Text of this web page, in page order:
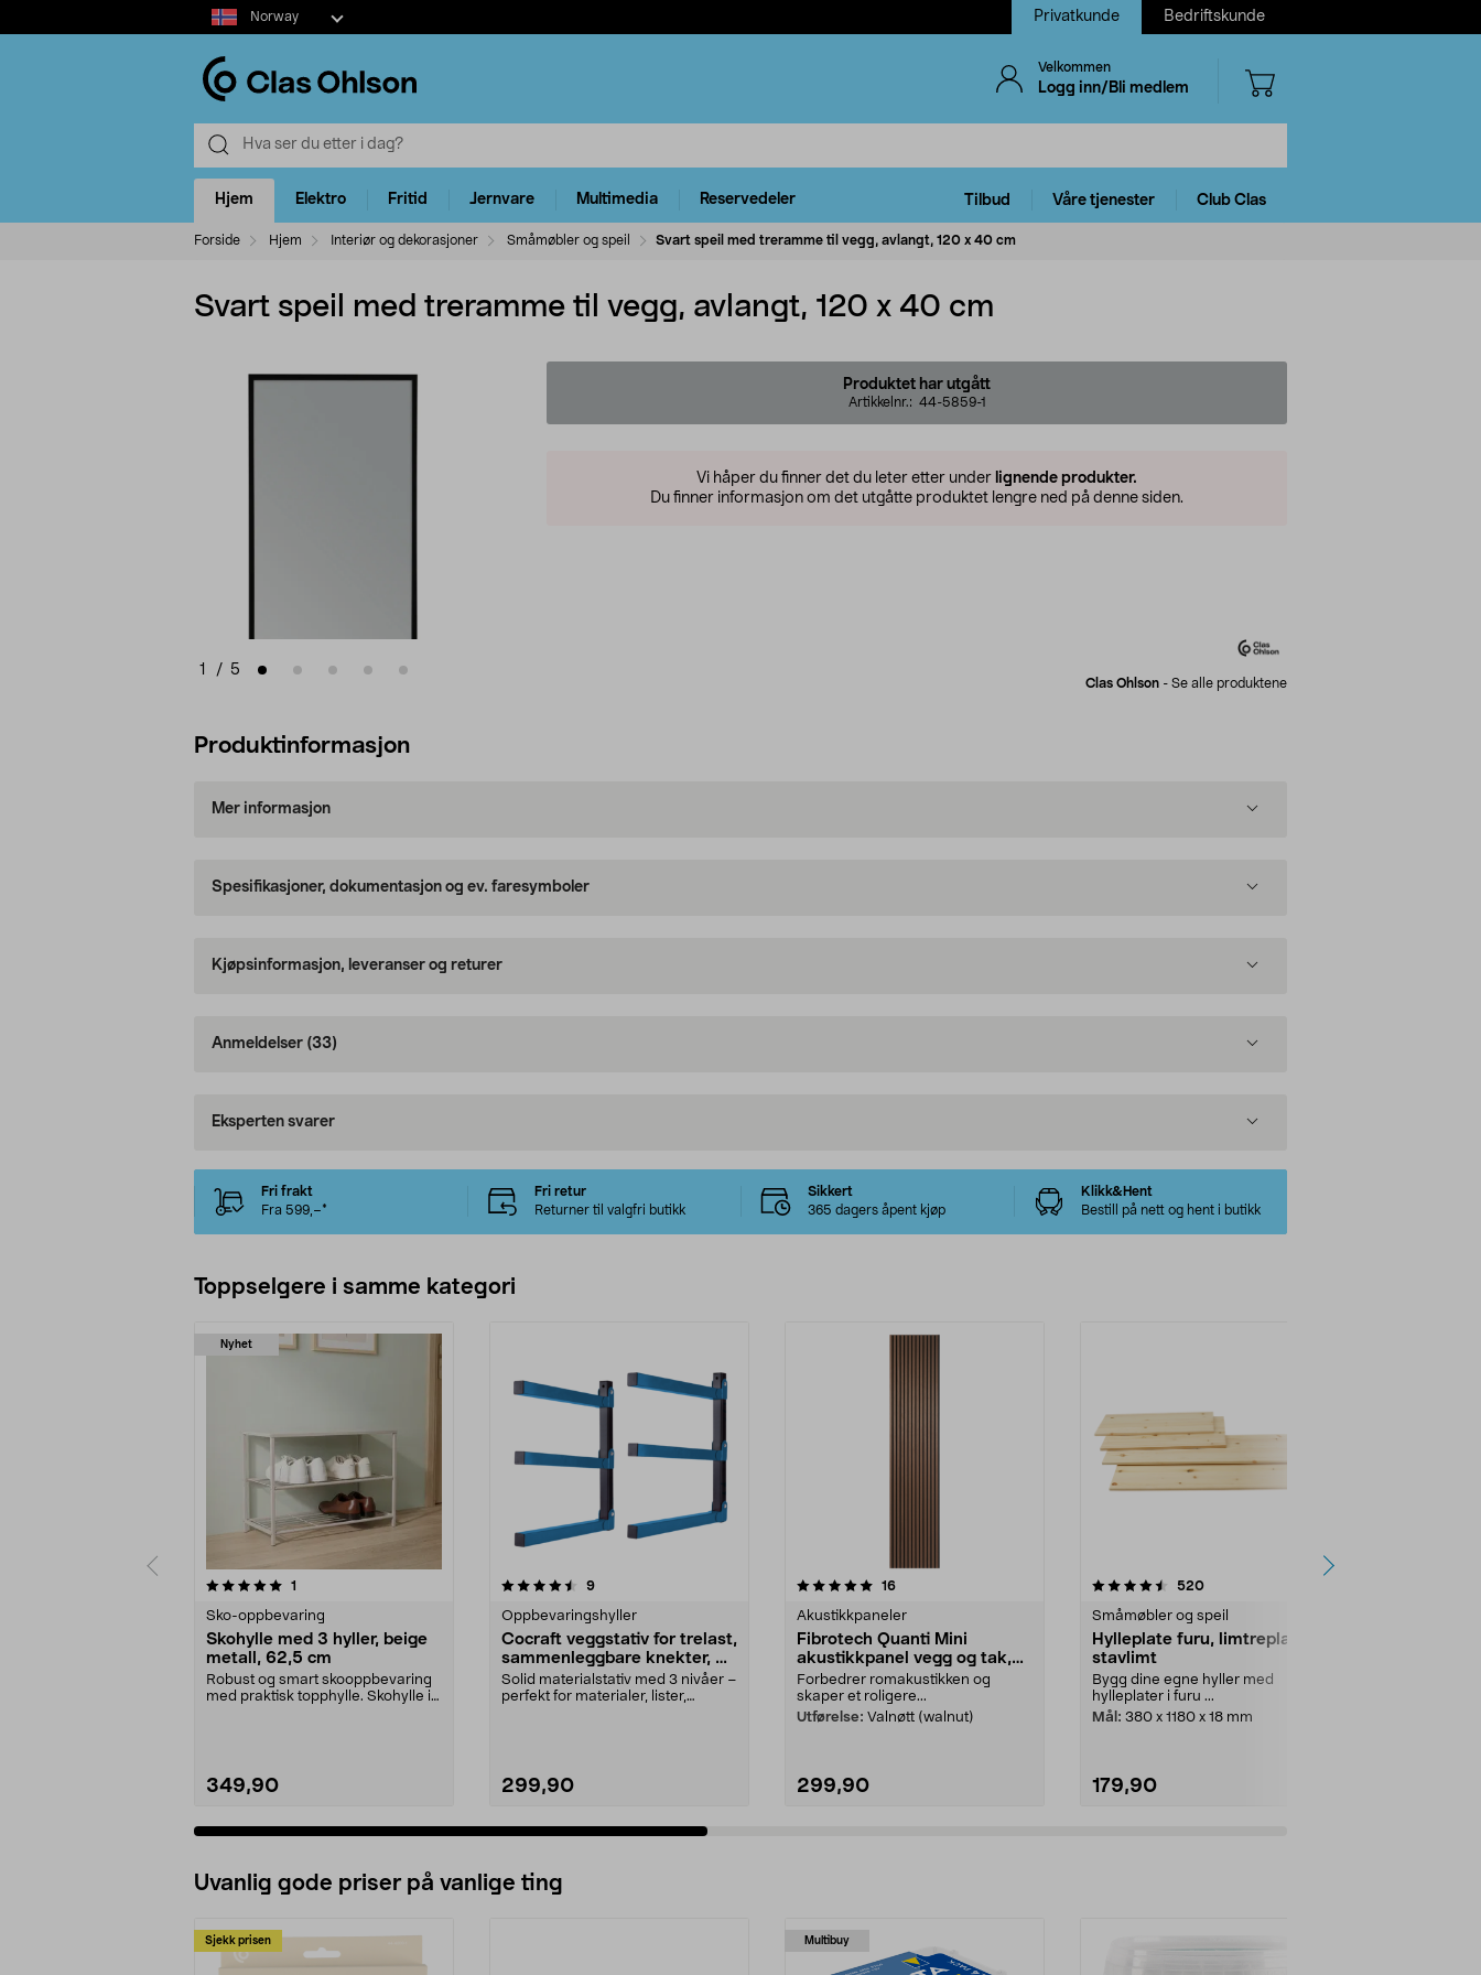
Select
market
Norway Privatkunde Bedriftskunde
Velkommen
Logg inn/Bli medlem
Hjem Elektro Fritid Jernvare Multimedia Reservedeler Tilbud Våre tjenester Club Clas
Forside Hjem Interiør og dekorasjoner Småmøbler og speil Svart speil med treramme til vegg, avlangt, 120 x 40 cm
Svart speil med treramme til vegg, avlangt, 120 x 40 cm
1 / 5
Produktet har utgått
Artikkelnr.: 44-5859-1
Vi håper du finner det du leter etter under lignende produkter.
Du finner informasjon om det utgåtte produktet lengre ned på denne siden.
Clas Ohlson - Se alle produktene
Produktinformasjon
Mer informasjon
Spesifikasjoner, dokumentasjon og ev. faresymboler
Kjøpsinformasjon, leveranser og returer
Anmeldelser (33)
Eksperten svarer
Fri frakt
Fra 599,–*
Fri retur
Returner til valgfri butikk
Sikkert
365 dagers åpent kjøp
Klikk&Hent
Bestill på nett og hent i butikk
Toppselgere i samme kategori
Nyhet
1
Sko-oppbevaring
Skohylle med 3 hyller, beige
metall, 62,5 cm
Robust og smart skooppbevaring
med praktisk topphylle. Skohylle i
349,90
4.5 av 5 stjerner 9anmeldelser
Oppbevaringshyller
Cocraft veggstativ for trelast,
sammenleggbare knekter, 2-
pakning
Solid materialstativ med 3 nivåer –
perfekt for materialer, lister,
299,90
5.0 av 5 stjerner 16anmeldelser
Akustikkpaneler
Fibrotech Quanti Mini
akustikkpanel vegg og tak,
2-pakning
Forbedrer romakustikken og
skaper et roligere...
Utførelse: Valnøtt (walnut)
299,90
4.5 av 5 stjerner 520anmeldelser
Småmøbler og speil
Hylleplate furu, limtreplate
stavlimt
Bygg dine egne hyller med
hylleplater i furu ...
Mål: 380 x 1180 x 18 mm
179,90
4.5 av 5 stjerner
Uvanlig gode priser på vanlige ting
Sjekk prisen Multibuy